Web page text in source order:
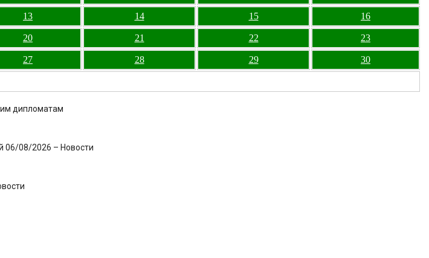
13 14 15 16
20 21 22 23
27 28 29 30
дипломатам
06/08/2026 – Новости